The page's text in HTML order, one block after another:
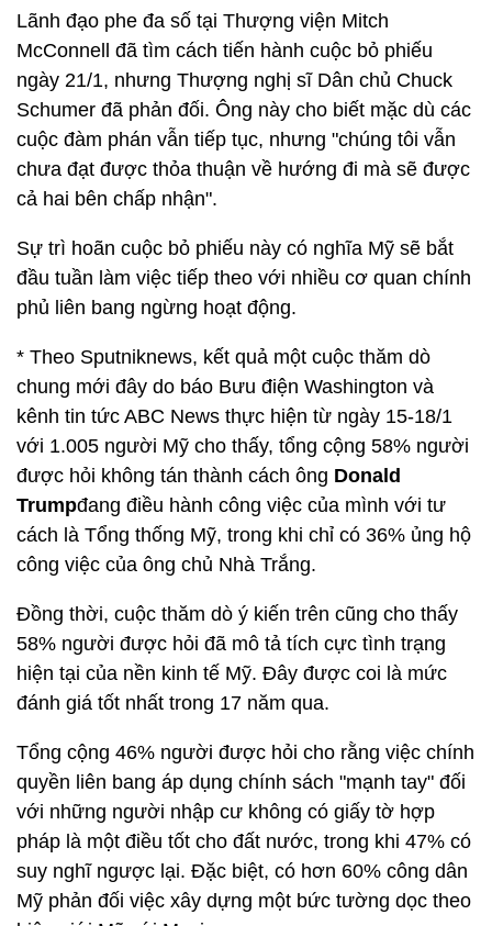
Lãnh đạo phe đa số tại Thượng viện Mitch
McConnell đã tìm cách tiến hành cuộc bỏ phiếu
ngày 21/1, nhưng Thượng nghị sĩ Dân chủ Chuck
Schumer đã phản đối. Ông này cho biết mặc dù các
cuộc đàm phán vẫn tiếp tục, nhưng "chúng tôi vẫn
chưa đạt được thỏa thuận về hướng đi mà sẽ được
cả hai bên chấp nhận".
Sự trì hoãn cuộc bỏ phiếu này có nghĩa Mỹ sẽ bắt
đầu tuần làm việc tiếp theo với nhiều cơ quan chính
phủ liên bang ngừng hoạt động.
* Theo Sputniknews, kết quả một cuộc thăm dò
chung mới đây do báo Bưu điện Washington và
kênh tin tức ABC News thực hiện từ ngày 15-18/1
với 1.005 người Mỹ cho thấy, tổng cộng 58% người
được hỏi không tán thành cách ông Donald
Trumpđang điều hành công việc của mình với tư
cách là Tổng thống Mỹ, trong khi chỉ có 36% ủng hộ
công việc của ông chủ Nhà Trắng.
Đồng thời, cuộc thăm dò ý kiến trên cũng cho thấy
58% người được hỏi đã mô tả tích cực tình trạng
hiện tại của nền kinh tế Mỹ. Đây được coi là mức
đánh giá tốt nhất trong 17 năm qua.
Tổng cộng 46% người được hỏi cho rằng việc chính
quyền liên bang áp dụng chính sách "mạnh tay" đối
với những người nhập cư không có giấy tờ hợp
pháp là một điều tốt cho đất nước, trong khi 47% có
suy nghĩ ngược lại. Đặc biệt, có hơn 60% công dân
Mỹ phản đối việc xây dựng một bức tường dọc theo